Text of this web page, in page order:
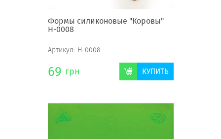
Формы силиконовые "Коровы"
Н-0008
Артикул: Н-0008
69 грн КУПИТЬ